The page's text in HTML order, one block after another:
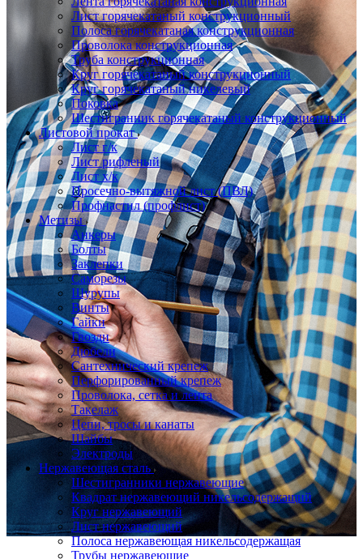
Лист горячекатаный конструкционный
Полоса горячекатаная конструкционная
Проволока конструкционная
Труба конструкционная
Круг горячекатаный конструкционный
Круг горячекатаный никелевый
Поковка
Шестигранник горячекатаный конструкционный
Листовой прокат
Лист г/к
Лист рифленый
Лист х/к
Просечно-вытяжной лист (ПВЛ)
Профнастил (профлист)
Метизы
Анкеры
Болты
Заклепки
Саморезы
Шурупы
Винты
Гайки
Гвозди
Дюбели
Сантехнический крепеж
Перфорированный крепеж
Проволока, сетка и лента
Такелаж
Цепи, тросы и канаты
Шайбы
Электроды
Нержавеющая сталь
Шестигранники нержавеющие
Квадрат нержавеющий никельсодержащий
Круг нержавеющий
Лист нержавеющий
Полоса нержавеющая никельсодержащая
Трубы нержавеющие